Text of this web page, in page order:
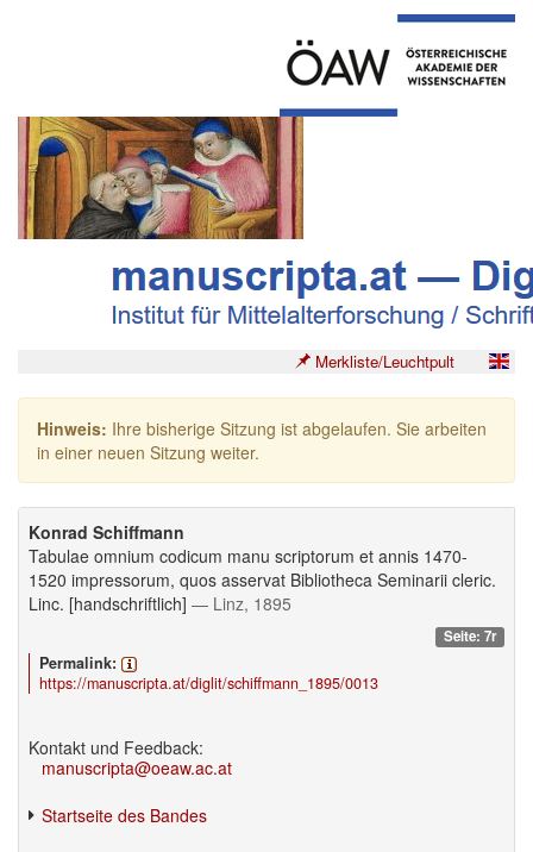
Merkliste/Leuchtpult
Hinweis: Ihre bisherige Sitzung ist abgelaufen. Sie arbeiten
in einer neuen Sitzung weiter.
Konrad Schiffmann
Tabulae omnium codicum manu scriptorum et annis 1470-
1520 impressorum, quos asservat Bibliotheca Seminarii cleric.
Linc. [handschriftlich] — Linz, 1895
Seite: 7r
Permalink:
https://manuscripta.at/diglit/schiffmann_1895/0013
Kontakt und Feedback:
manuscripta@oeaw.ac.at
Startseite des Bandes